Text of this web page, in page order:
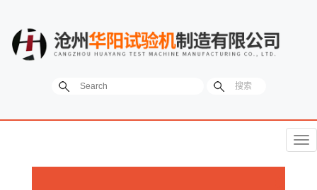
菜